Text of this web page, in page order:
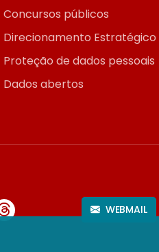
Concursos públicos
Direcionamento Estratégico
Proteção de dados pessoais
Dados abertos
WEBMAIL